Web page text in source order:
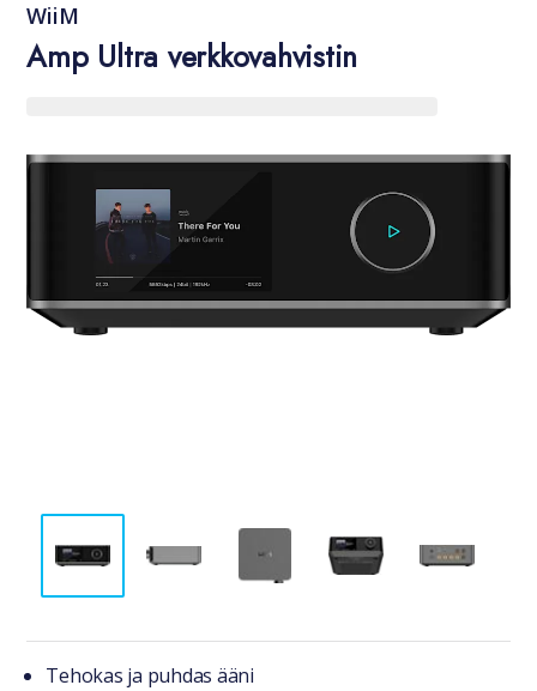
WiiM
Amp Ultra verkkovahvistin
Tuotteesta lyhyesti
Tehokas ja puhdas ääni